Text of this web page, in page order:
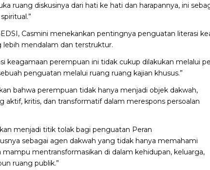
ruang diskusinya dari hati ke hati dan harapannya, ini
Casmini menekankan pentingnya penguatan literasi
lebih mendalam dan terstruktur.
keagamaan perempuan ini tidak cukup dilakukan melalui
penguatan melalui ruang ruang kajian khusus.”
bahwa perempuan tidak hanya menjadi objek dakwah,
aktif, kritis, dan transformatif dalam merespons persoalan
menjadi titik tolak bagi penguatan Peran
sebagai agen dakwah yang tidak hanya memahami
mampu mentransformasikan di dalam kehidupan, keluarga,
ruang publik.”